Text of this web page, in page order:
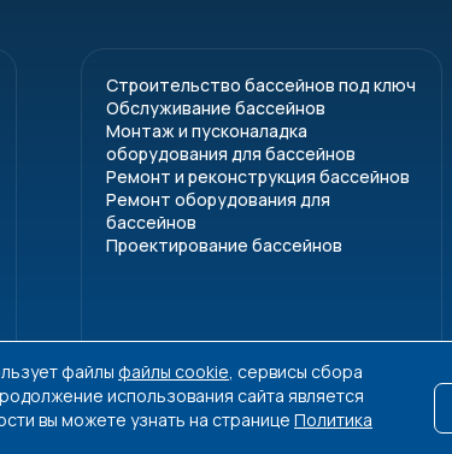
Строительство бассейнов под ключ
Обслуживание бассейнов
Монтаж и пусконаладка
оборудования для бассейнов
Ремонт и реконструкция бассейнов
Ремонт оборудования для
бассейнов
Проектирование бассейнов
файлы файлы cookie, сервисы сбора
использования сайта является
вы можете узнать на странице Политика